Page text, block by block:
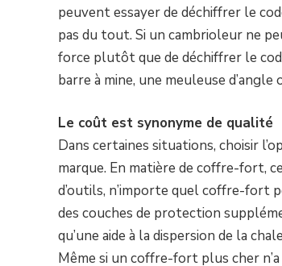
peuvent essayer de déchiffrer le
pas du tout. Si un cambrioleur ne
force plutôt que de déchiffrer le
barre à mine, une meuleuse
Le coût est synonyme de qualité
Dans certaines situations, choisir
marque. En matière de coffre-fort,
d’outils, n’importe quel coffre-fort
des couches de protection
qu’une aide à la dispersion de la
Même si un coffre-fort plus cher